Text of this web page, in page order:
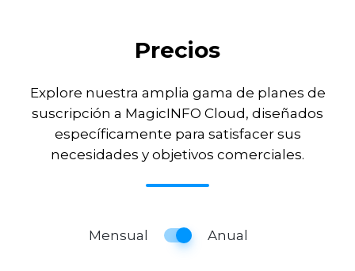
Precios
Explore nuestra amplia gama de planes de
suscripción a MagicINFO Cloud, diseñados
específicamente para satisfacer sus
necesidades y objetivos comerciales.
Mensual Anual